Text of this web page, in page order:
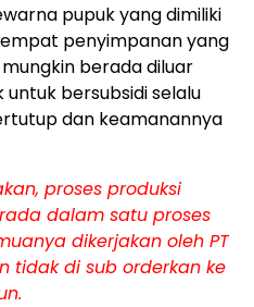
pupuk yang dimiliki
penyimpanan yang
berada diluar
untuk bersubsidi selalu
dan keamanannya
proses produksi
dalam satu proses
dikerjakan oleh PT
tidak di sub orderkan ke